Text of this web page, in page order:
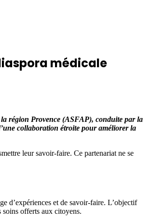
médicale
région Provence (ASFAP), conduite par la
collaboration étroite pour améliorer la
leur savoir-faire. Ce partenariat ne se
d’expériences et de savoir-faire. L’objectif
soins offerts aux citoyens.